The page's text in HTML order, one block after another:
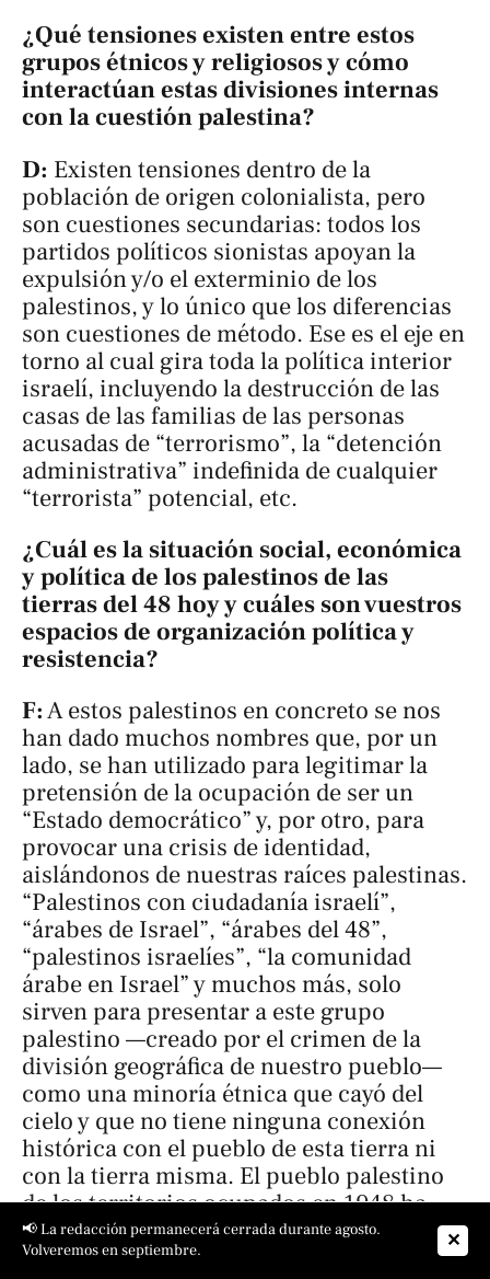
¿Qué tensiones existen entre estos
grupos étnicos y religiosos y cómo
interactúan estas divisiones internas
con la cuestión palestina?
D: Existen tensiones dentro de la
población de origen colonialista, pero
son cuestiones secundarias: todos los
partidos políticos sionistas apoyan la
expulsión y/o el exterminio de los
palestinos, y lo único que los diferencias
son cuestiones de método. Ese es el eje en
torno al cual gira toda la política interior
israelí, incluyendo la destrucción de las
casas de las familias de las personas
acusadas de “terrorismo”, la “detención
administrativa” indefinida de cualquier
“terrorista” potencial, etc.
¿Cuál es la situación social, económica
y política de los palestinos de las
tierras del 48 hoy y cuáles son vuestros
espacios de organización política y
resistencia?
F:A estos palestinos en concreto se nos
han dado muchos nombres que, por un
lado, se han utilizado para legitimar la
pretensión de la ocupación de ser un
“Estado democrático” y, por otro, para
provocar una crisis de identidad,
aislándonos de nuestras raíces palestinas.
“Palestinos con ciudadanía israelí”,
“árabes de Israel”, “árabes del 48”,
“palestinos israelíes”, “la comunidad
árabe en Israel” y muchos más, solo
sirven para presentar a este grupo
palestino —creado por el crimen de la
división geográfica de nuestro pueblo—
como una minoría étnica que cayó del
cielo y que no tiene ninguna conexión
histórica con el pueblo de esta tierra ni
con la tierra misma. El pueblo palestino
de los territorios ocupados en 1948 ha
sido y siempre será una parte esencial del
pueblo palestino. A pesar de todos los
📢 La redacción permanecerá cerrada durante agosto.
Volveremos en septiembre.
✕